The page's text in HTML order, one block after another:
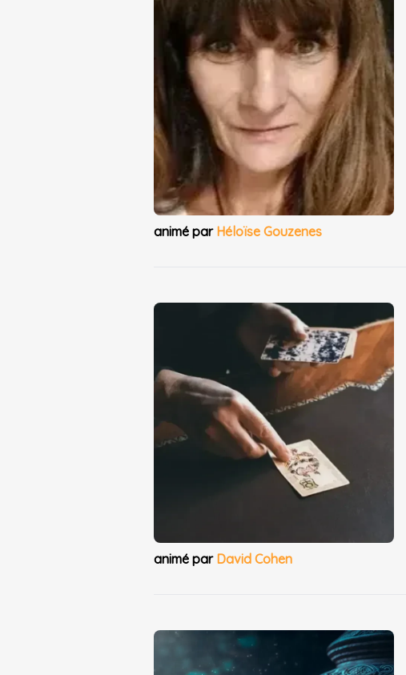
animé par Héloïse Gouzenes
animé par David Cohen